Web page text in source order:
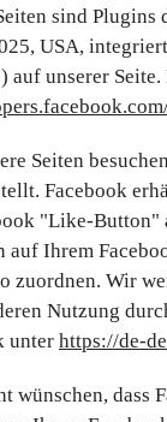
sind Plugins
USA,
unserer
Seiten
Facebook
"Like-
auf Ihrem
zuordnen. Wir
Nutzung
unter https://de-
wünschen, dass